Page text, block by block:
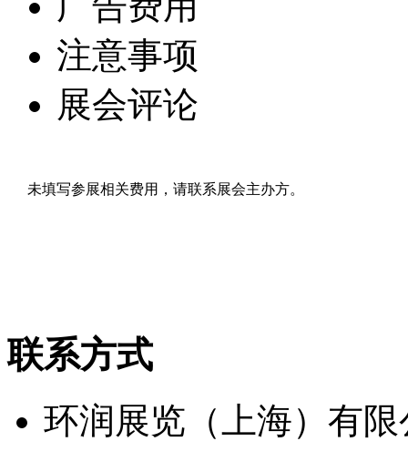
注意事项
展会评论
未填写参展相关费用，请联系展会主办方。
联系方式
环润展览（上海）有限